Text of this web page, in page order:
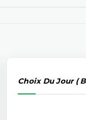
Choix Du Jour (